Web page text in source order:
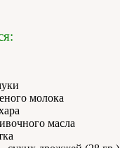
молока
масла